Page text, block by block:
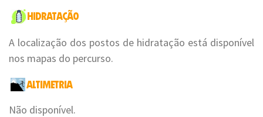
A localização dos postos de hidratação está disponível
nos mapas do percurso.
Não disponível.